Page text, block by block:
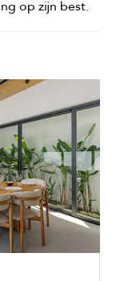
op zijn best.